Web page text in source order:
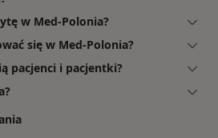
w Med-Polonia?
się w Med-Polonia?
pacjenci i pacjentki?